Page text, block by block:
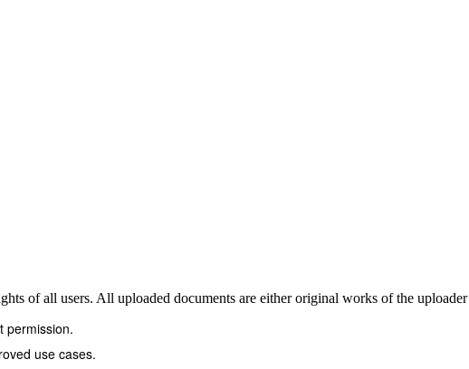
of all users. All uploaded documents are either original works of the
permission.
use cases.